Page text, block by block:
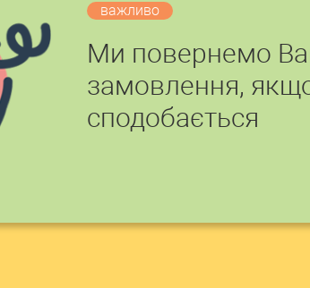
важливо
Ми повернемо
замовлення,
сподобається